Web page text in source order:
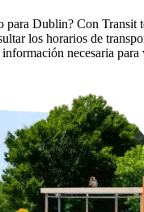
Dublin? Con Transit
los horarios de
necesaria